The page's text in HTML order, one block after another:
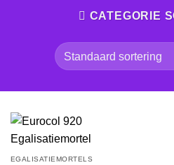
CATEGORIE
EGALISATIEMORTELS